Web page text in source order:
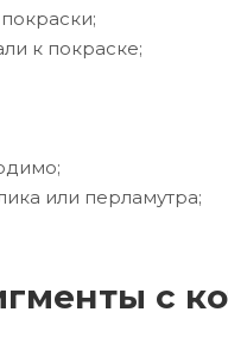
к покраске;
или перламутра;
с